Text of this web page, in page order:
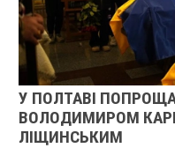
У ПОЛТАВІ
ВОЛОДИМИРОМ
ЛІЩИНСЬКИМ